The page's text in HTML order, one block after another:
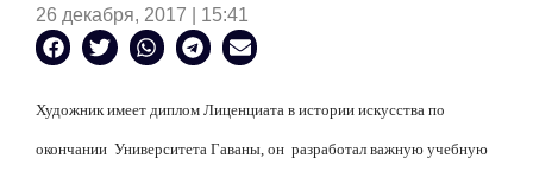
26 декабря, 2017 | 15:41
Художник имеет диплом Лиценциата в истории искусства по
окончании Университета Гаваны, он разработал важную учебную